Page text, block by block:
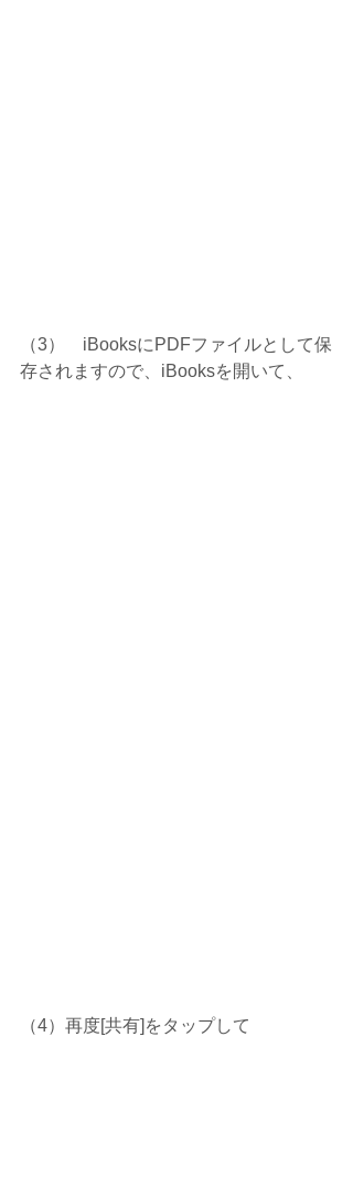
（3）    iBooksにPDFファイルとして保
存されますので、iBooksを開いて、
（4）再度[共有]をタップして